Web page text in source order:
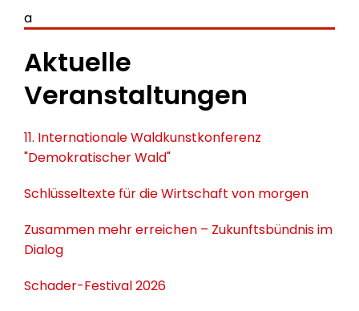
a
Aktuelle
Veranstaltungen
11. Internationale Waldkunstkonferenz
"Demokratischer Wald"
Schlüsseltexte für die Wirtschaft von morgen
Zusammen mehr erreichen – Zukunftsbündnis im
Dialog
Schader-Festival 2026